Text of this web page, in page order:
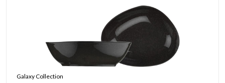
Galaxy Collection